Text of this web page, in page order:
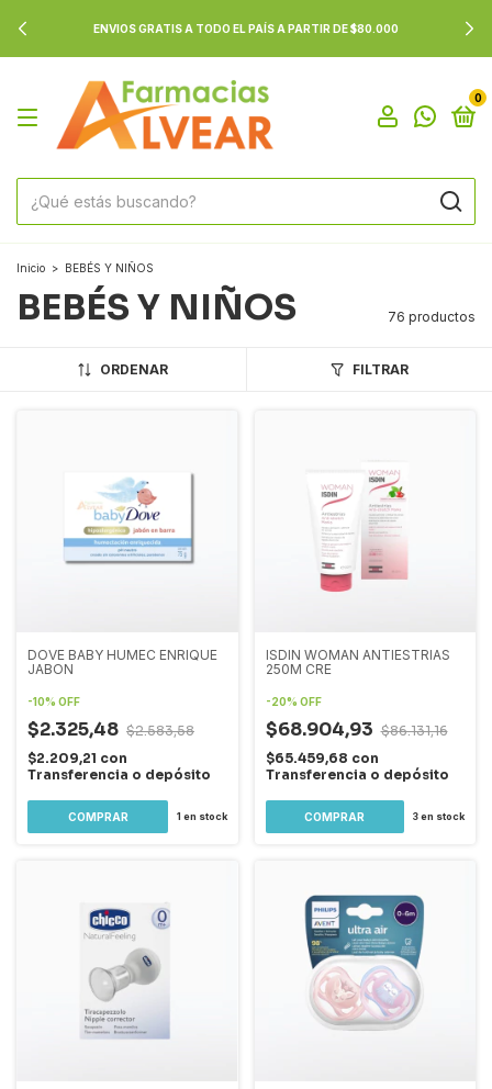
ENVIOS GRATIS A TODO EL PAÍS A PARTIR DE $80.000
0
Inicio > BEBÉS Y NIÑOS
BEBÉS Y NIÑOS 76 productos
ORDENAR FILTRAR
DOVE BABY HUMEC ENRIQUE
JABON
-10% OFF
$2.325,48 $2.583,58
$2.209,21 con
Transferencia o depósito
1 en stock
ISDIN WOMAN ANTIESTRIAS
250M CRE
-20% OFF
$68.904,93 $86.131,16
$65.459,68 con
Transferencia o depósito
3en stock